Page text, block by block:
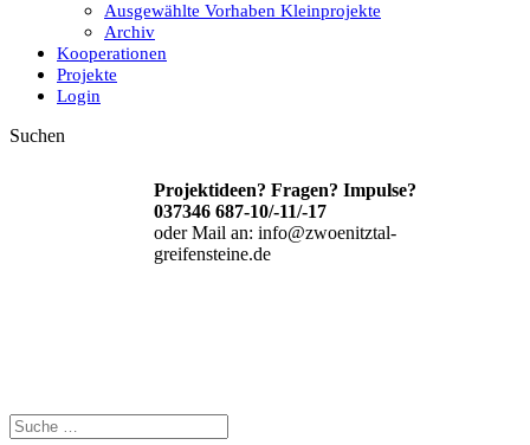
Ausgewählte Vorhaben Kleinprojekte
Archiv
Kooperationen
Projekte
Login
Projektideen? Fragen? Impulse?
037346 687-10/-11/-17
oder Mail an: info@zwoenitztal-
greifensteine.de
Suchen